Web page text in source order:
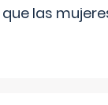
que las